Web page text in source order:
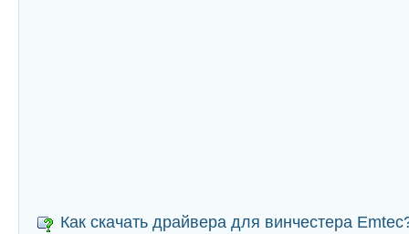
Как скачать драйвера для винчестера